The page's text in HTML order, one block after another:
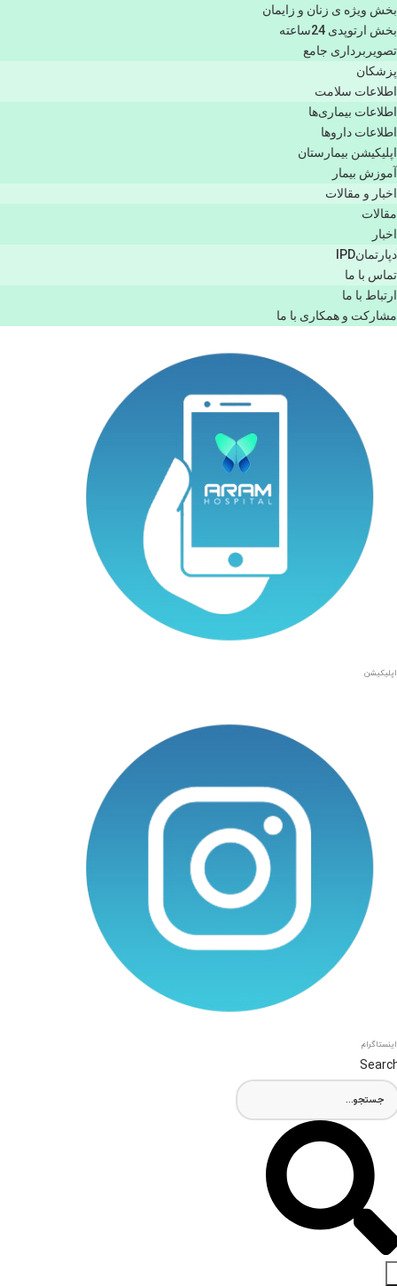
بخش ویژه ی زنان و زایمان
بخش ارتوپدی 24ساعته
تصویربرداری جامع
پزشكان
اطلاعات سلامت
اطلاعات بیماری‌ها
اطلاعات دارو‌ها
اپليكيشن بيمارستان
آموزش بیمار
اخبار و مقالات
مقالات
اخبار
دپارتمانIPD
تماس با ما
ارتباط با ما
مشاركت و همكاری با ما
اپلیکیشن
اینستاگرام